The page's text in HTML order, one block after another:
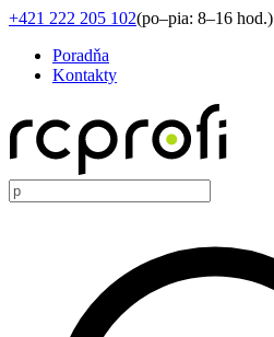
+421 222 205 102(po–pia: 8–16 hod.)
Poradňa
Kontakty